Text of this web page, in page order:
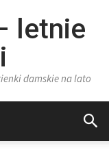
letnie
damskie na lato